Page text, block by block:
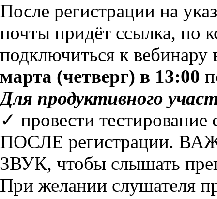
После регистрации на
почты придёт ссылка, по
подключиться к вебинару
марта (четверг) в 13:00
Для продуктивного
✓ провести
ПОСЛЕ регистрации.
ЗВУК, чтобы слышать
При желании слушателя